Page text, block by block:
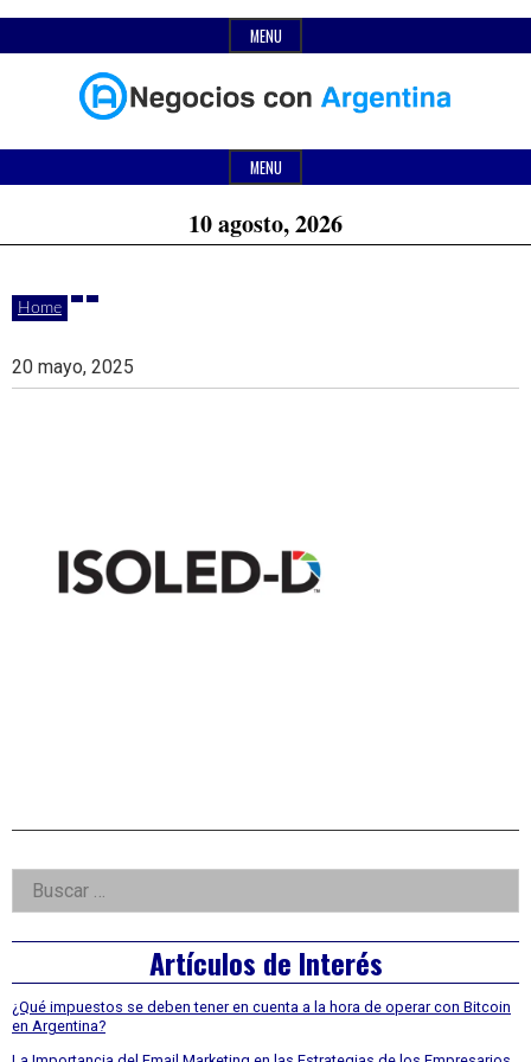
to
MENU
Negocios
con
Argentina
Últimas
noticias,
comunicados
actualidad
de
Header
MENU
10 agosto, 2026
Home
20 mayo, 2025
Right
Asides
Buscar:
Artículos de Interés
¿Qué impuestos se deben tener en cuenta a la hora de operar con Bitcoin
en Argentina?